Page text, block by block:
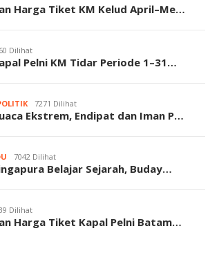
Harga Tiket KM Kelud April–Me…
Dilihat
Pelni KM Tidar Periode 1–31…
7271 Dilihat
Ekstrem, Endipat dan Iman P…
7042 Dilihat
Belajar Sejarah, Buday…
Dilihat
Harga Tiket Kapal Pelni Batam…